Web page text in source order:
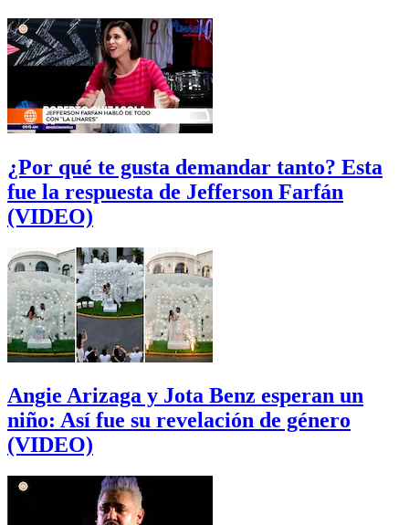
¿Por qué te gusta demandar tanto? Esta
fue la respuesta de Jefferson Farfán
(VIDEO)
Angie Arizaga y Jota Benz esperan un
niño: Así fue su revelación de género
(VIDEO)